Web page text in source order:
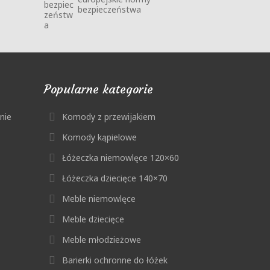
bezpieczeństwa
Popularne kategorie
Komody z przewijakiem
Komody kąpielowe
Łóżeczka niemowlęce 120×60
Łóżeczka dziecięce 140×70
Meble niemowlęce
Meble dziecięce
Meble młodzieżowe
Barierki ochronne do łóżek